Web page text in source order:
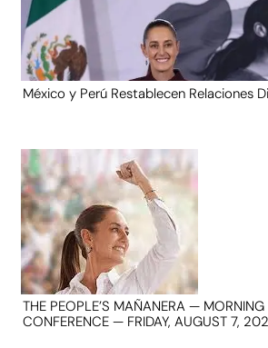
México y Perú Restablecen Relaciones
THE PEOPLE’S MAÑANERA — MORNING
CONFERENCE — FRIDAY, AUGUST 7,